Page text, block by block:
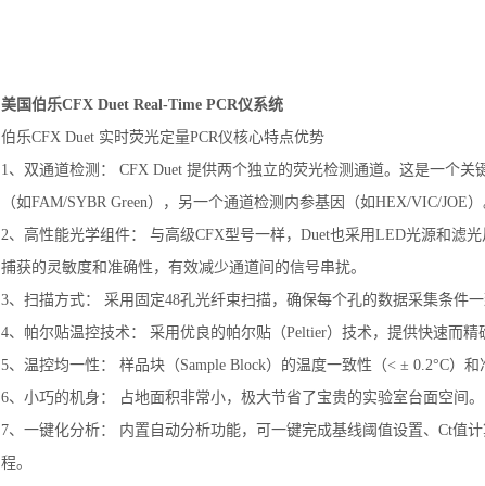
美国伯乐CFX Duet Real-Time PCR仪系统
伯乐CFX Duet 实时荧光定量PCR仪核心特点优势
1、双通道检测： CFX Duet 提供两个独立的荧光检测通道。这是一个
（如FAM/SYBR Green），另一个通道检测内参基因（如HEX/VIC/JOE）
2、高性能光学组件： 与高级CFX型号一样，Duet也采用LED光源和滤
捕获的灵敏度和准确性，有效减少通道间的信号串扰。
3、扫描方式： 采用固定48孔光纤束扫描，确保每个孔的数据采集条件一
4、帕尔贴温控技术： 采用优良的帕尔贴（Peltier）技术，提供快速而精
5、温控均一性： 样品块（Sample Block）的温度一致性（< ± 0.2°C）
6、小巧的机身： 占地面积非常小，极大节省了宝贵的实验室台面空间。
7、一键化分析： 内置自动分析功能，可一键完成基线阈值设置、Ct值
程。